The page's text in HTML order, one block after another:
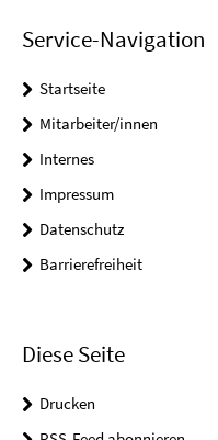
Service-Navigation
Startseite
Mitarbeiter/innen
Internes
Impressum
Datenschutz
Barrierefreiheit
Diese Seite
Drucken